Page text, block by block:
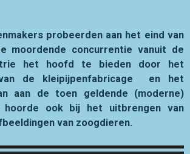
probeerden aan het eind van
moordende concurrentie vanuit de
het hoofd te bieden door het
de kleipijpenfabricage en het
aan de toen geldende (moderne)
hoorde ook bij het uitbrengen van
van zoogdieren.